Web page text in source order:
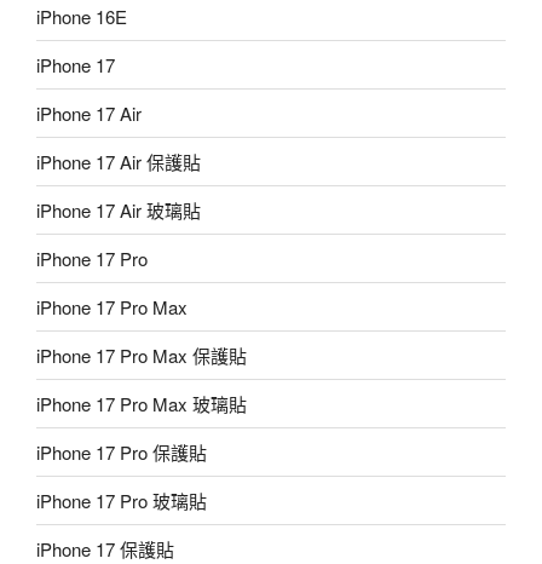
iPhone 16E
iPhone 17
iPhone 17 Air
iPhone 17 Air 保護貼
iPhone 17 Air 玻璃貼
iPhone 17 Pro
iPhone 17 Pro Max
iPhone 17 Pro Max 保護貼
iPhone 17 Pro Max 玻璃貼
iPhone 17 Pro 保護貼
iPhone 17 Pro 玻璃貼
iPhone 17 保護貼